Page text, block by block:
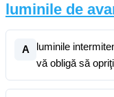
luminile de
A
luminile
vă obligă să opriţi